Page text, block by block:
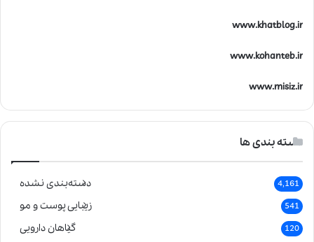
www.khatblog.ir
www.kohanteb.ir
www.misiz.ir
دسته بندی ها
دسته‌بندی نشده 4,161
زیبایی پوست و مو 541
گیاهان دارویی 120